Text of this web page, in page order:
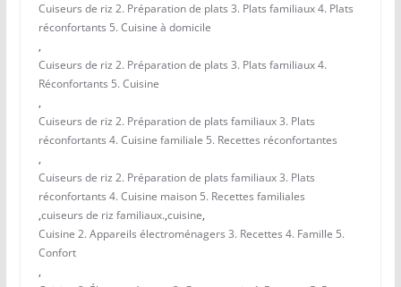
Cuiseurs de riz 2. Préparation de plats 3. Plats familiaux 4. Plats
réconfortants 5. Cuisine à domicile
,
Cuiseurs de riz 2. Préparation de plats 3. Plats familiaux 4.
Réconfortants 5. Cuisine
,
Cuiseurs de riz 2. Préparation de plats familiaux 3. Plats
réconfortants 4. Cuisine familiale 5. Recettes réconfortantes
,
Cuiseurs de riz 2. Préparation de plats familiaux 3. Plats
réconfortants 4. Cuisine maison 5. Recettes familiales
,cuiseurs de riz familiaux.,cuisine,
Cuisine 2. Appareils électroménagers 3. Recettes 4. Famille 5.
Confort
,